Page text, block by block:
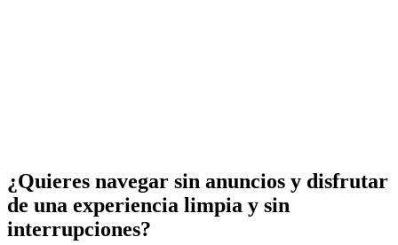
¿Quieres navegar sin anuncios y disfrutar
de una experiencia limpia y sin
interrupciones?